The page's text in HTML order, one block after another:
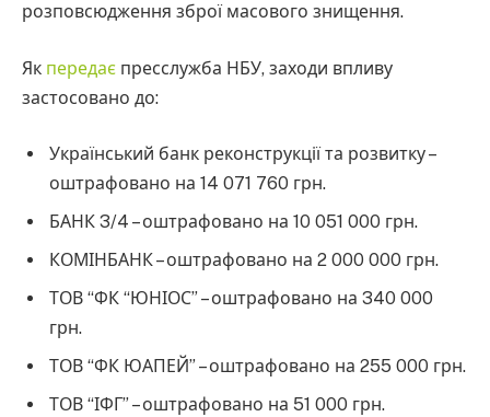
розповсюдження зброї масового знищення.
Як передає пресслужба НБУ, заходи впливу
застосовано до:
Український банк реконструкції та розвитку –
оштрафовано на 14 071 760 грн.
БАНК 3/4 – оштрафовано на 10 051 000 грн.
КОМІНБАНК – оштрафовано на 2 000 000 грн.
ТОВ “ФК “ЮНІОС” – оштрафовано на 340 000
грн.
ТОВ “ФК ЮАПЕЙ” – оштрафовано на 255 000 грн.
ТОВ “ІФГ” – оштрафовано на 51 000 грн.